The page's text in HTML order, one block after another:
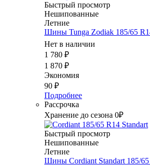
Быстрый просмотр
Нешипованные
Летние
Шины Tunga Zodiak 185/65
Нет в наличии
1 780 ₽
1 870 ₽
Экономия
90 ₽
Подробнее
Рассрочка
Хранение до сезона 0₽
Быстрый просмотр
Нешипованные
Летние
Шины Cordiant Standart 185/65